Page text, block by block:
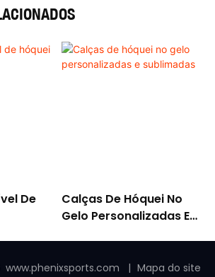
De
Calças De Hóquei No
Gelo Personalizadas E
www.phenixsports.com | Mapa do site